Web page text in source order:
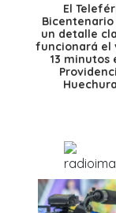
El
un detalle
funcionará el
13 minutos